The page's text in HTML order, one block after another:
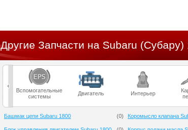
Другие Запчасти на Subaru (Субару)
Вспомогательные
системы
Двигатель Интерьер
Башмак цепи Subaru 1800 (0) Коромысло клапана